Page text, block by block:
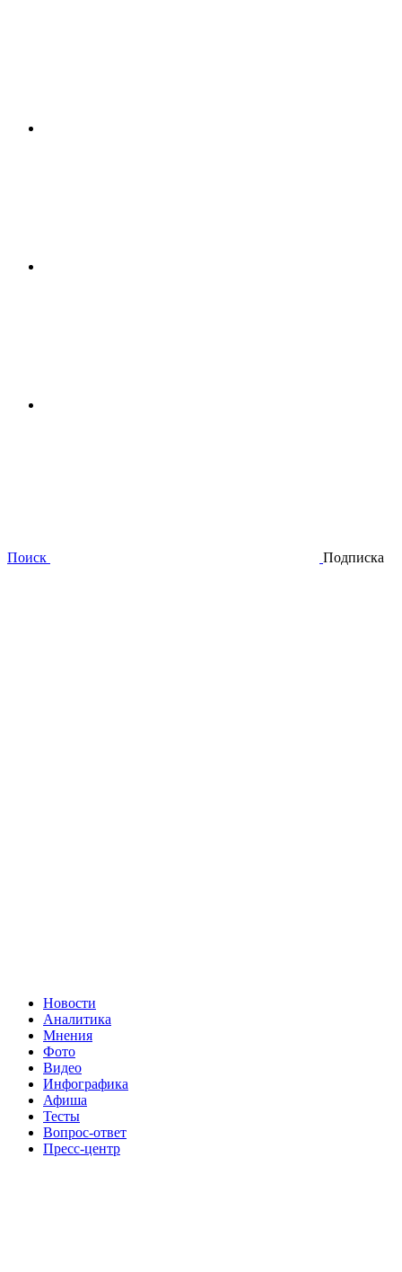
Поиск Подписка
Новости
Аналитика
Мнения
Фото
Видео
Инфографика
Афиша
Тесты
Вопрос-ответ
Пресс-центр